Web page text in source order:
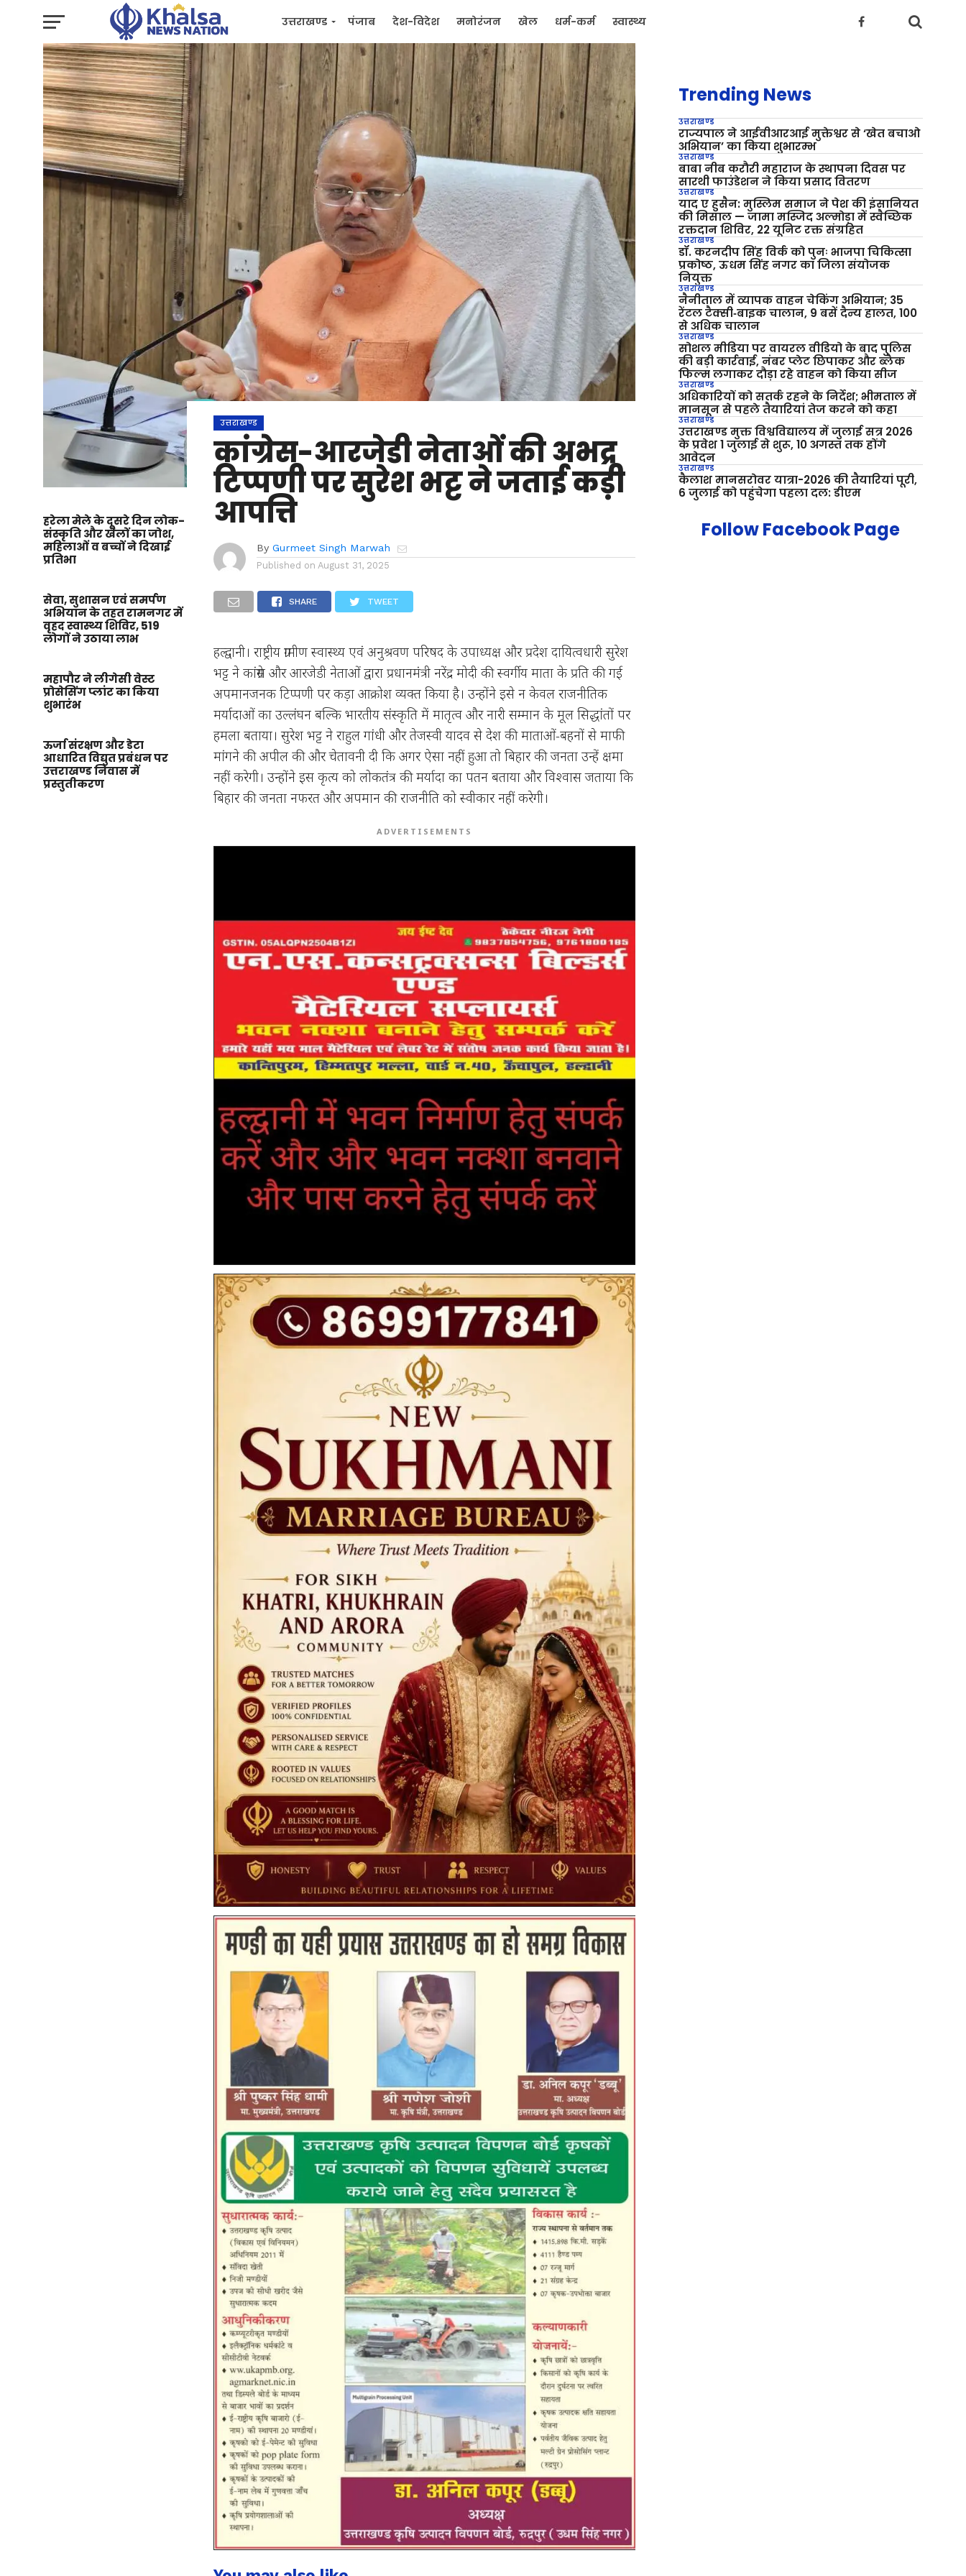
उत्तराखण्ड पंजाब देश-विदेश मनोरंजन खेल धर्म-कर्म स्वास्थ्य
प्रशासनिक जन मुद्दे
हरेला मेले के दूसरे दिन लोक-
संस्कृति और खेलों का जोश,
महिलाओं व बच्चों ने दिखाई
प्रतिभा
सेवा, सुशासन एवं समर्पण
अभियान के तहत रामनगर में
वृहद स्वास्थ्य शिविर, 519
लोगों ने उठाया लाभ
महापौर ने लीगेसी वेस्ट
प्रोसेसिंग प्लांट का किया
शुभारंभ
ऊर्जा संरक्षण और डेटा
आधारित विद्युत प्रबंधन पर
उत्तराखण्ड निवास में
प्रस्तुतीकरण
उत्तराखण्ड
कांग्रेस-आरजेडी नेताओं की अभद्र
टिप्पणी पर सुरेश भट्ट ने जताई कड़ी
आपत्ति
By Gurmeet Singh Marwah
Published on August 31, 2025
SHARE TWEET
हल्द्वानी। राष्ट्रीय ग्रामीण स्वास्थ्य एवं अनुश्रवण परिषद के उपाध्यक्ष और प्रदेश दायित्वधारी सुरेश
भट्ट ने कांग्रेस और आरजेडी नेताओं द्वारा प्रधानमंत्री नरेंद्र मोदी की स्वर्गीय माता के प्रति की गई
अपमानजनक टिप्पणी पर कड़ा आक्रोश व्यक्त किया है। उन्होंने इसे न केवल राजनीतिक
मर्यादाओं का उल्लंघन बल्कि भारतीय संस्कृति में मातृत्व और नारी सम्मान के मूल सिद्धांतों पर
हमला बताया। सुरेश भट्ट ने राहुल गांधी और तेजस्वी यादव से देश की माताओं-बहनों से माफी
मांगने की अपील की और चेतावनी दी कि अगर ऐसा नहीं हुआ तो बिहार की जनता उन्हें क्षमा
नहीं करेगी। उन्होंने इस कृत्य को लोकतंत्र की मर्यादा का पतन बताया और विश्वास जताया कि
बिहार की जनता नफरत और अपमान की राजनीति को स्वीकार नहीं करेगी।
ADVERTISEMENTS
Trending News
उत्तराखण्ड
राज्यपाल ने आईवीआरआई मुक्तेश्वर से ‘खेत बचाओ
अभियान’ का किया शुभारम्भ
उत्तराखण्ड
बाबा नीब करौरी महाराज के स्थापना दिवस पर
सारथी फाउंडेशन ने किया प्रसाद वितरण
उत्तराखण्ड
याद ए हुसैन: मुस्लिम समाज ने पेश की इंसानियत
की मिसाल — जामा मस्जिद अल्मोड़ा में स्वैच्छिक
रक्तदान शिविर, 22 यूनिट रक्त संग्रहित
उत्तराखण्ड
डॉ. करनदीप सिंह विर्क को पुनः भाजपा चिकित्सा
प्रकोष्ठ, ऊधम सिंह नगर का जिला संयोजक
नियुक्त
उत्तराखण्ड
नैनीताल में व्यापक वाहन चेकिंग अभियान; 35
रेंटल टैक्सी‑बाइक चालान, 9 बसें दैन्य हालत, 100
से अधिक चालान
उत्तराखण्ड
सोशल मीडिया पर वायरल वीडियो के बाद पुलिस
की बड़ी कार्रवाई, नंबर प्लेट छिपाकर और ब्लैक
फिल्म लगाकर दौड़ा रहे वाहन को किया सीज
उत्तराखण्ड
अधिकारियों को सतर्क रहने के निर्देश; भीमताल में
मानसून से पहले तैयारियां तेज करने को कहा
उत्तराखण्ड
उत्तराखण्ड मुक्त विश्वविद्यालय में जुलाई सत्र 2026
के प्रवेश 1 जुलाई से शुरू, 10 अगस्त तक होंगे
आवेदन
उत्तराखण्ड
कैलाश मानसरोवर यात्रा-2026 की तैयारियां पूरी,
6 जुलाई को पहुंचेगा पहला दल: डीएम
Follow Facebook Page